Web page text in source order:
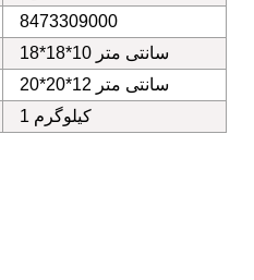
8473309000
18*18*10 سانتی متر
20*20*12 سانتی متر
1 کیلوگرم